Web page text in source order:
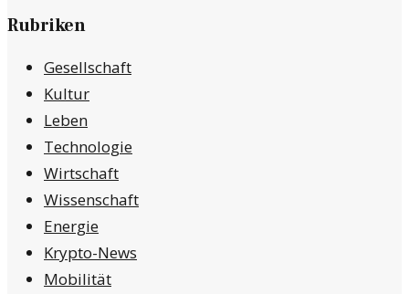
Rubriken
Gesellschaft
Kultur
Leben
Technologie
Wirtschaft
Wissenschaft
Energie
Krypto-News
Mobilität